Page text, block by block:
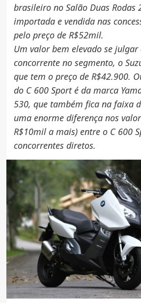
brasileiro no Salão Duas Rodas
importada e vendida nas
pelo preço de R$52mil.
Um valor bem elevado se julgar
concorrente no segmento, o
que tem o preço de R$42.900.
do C 600 Sport é da marca
530, que também fica na faixa
uma enorme diferença nos
R$10mil a mais) entre o C 600
concorrentes diretos.